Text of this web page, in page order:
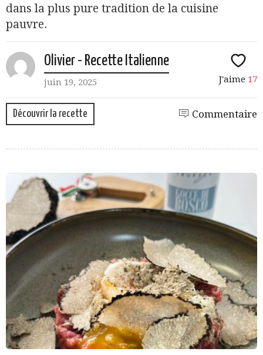
dans la plus pure tradition de la cuisine
pauvre.
Olivier - Recette Italienne
juin 19, 2025 J'aime 17
Découvrir la recette Commentaire